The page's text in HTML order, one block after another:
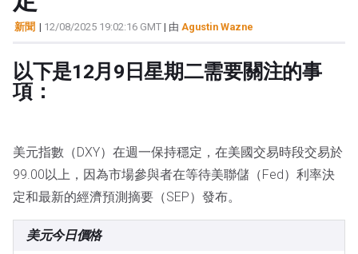
新聞 | 12/08/2025 19:02:16 GMT | 由 Agustin Wazne
以下是12月9日星期二需要關注的事
項：
美元指數（DXY）在週一保持穩定，在美國交易時段交易於
99.00以上，因為市場參與者在等待美聯儲（Fed）利率決
定和最新的經濟預測摘要（SEP）發布。
美元今日價格